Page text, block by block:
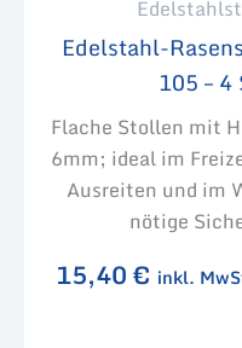
Edelstahl-
105 – 4
Flache Stollen mit
6mm; ideal im
Ausreiten und im
nötige
15,40€ inkl.